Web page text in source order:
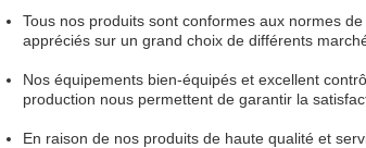
Tous nos produits sont conformes aux normes
appréciés sur un grand choix de différents
Nos équipements bien-équipés et excellent
production nous permettent de garantir la
En raison de nos produits de haute qualité et